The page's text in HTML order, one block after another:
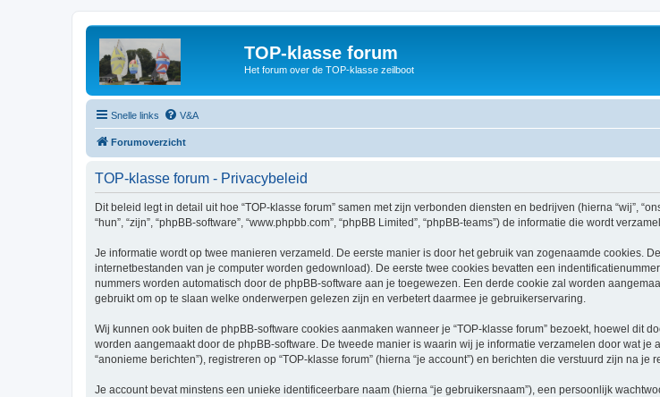
TOP-klasse forum
Het forum over de TOP-klasse zeilboot
Snelle links V&A
Forumoverzicht
TOP-klasse forum - Privacybeleid
Dit beleid legt in detail uit hoe “TOP-klasse forum” samen met zijn verbonden diensten en bedrijven (hierna “wij”,
“hun”, “zijn”, “phpBB-software”, “www.phpbb.com”, “phpBB Limited”, “phpBB-teams”) de informatie die wordt
Je informatie wordt op twee manieren verzameld. De eerste manier is door het gebruik van zogenaamde cookies.
internetbestanden van je computer worden gedownload). De eerste twee cookies bevatten een
nummers worden automatisch door de phpBB-software aan je toegewezen. Een derde cookie zal worden
gebruikt om op te slaan welke onderwerpen gelezen zijn en verbetert daarmee je gebruikerservaring.
Wij kunnen ook buiten de phpBB-software cookies aanmaken wanneer je “TOP-klasse forum” bezoekt, hoewel dit
worden aangemaakt door de phpBB-software. De tweede manier is waarin wij je informatie verzamelen door wat
“anonieme berichten”), registreren op “TOP-klasse forum” (hierna “je account”) en berichten die verstuurd zijn na
Je account bevat minstens een unieke identificeerbare naam (hierna “je gebruikersnaam”), een persoonlijk